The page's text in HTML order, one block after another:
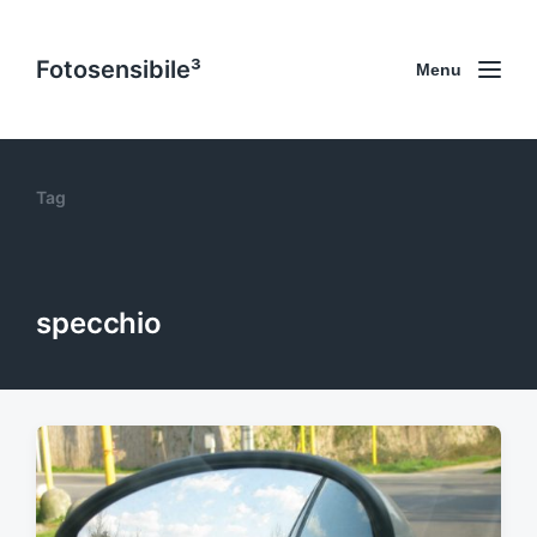
Fotosensibile³ Menu
Tag
specchio